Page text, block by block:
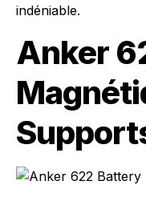
indéniable.
Anker